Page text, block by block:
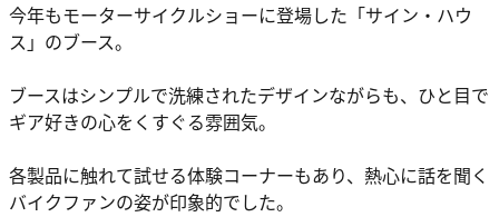
今年もモーターサイクルショーに登場した「サイン・ハウ
ス」のブース。
ブースはシンプルで洗練されたデザインながらも、ひと目で
ギア好きの心をくすぐる雰囲気。
各製品に触れて試せる体験コーナーもあり、熱心に話を聞く
バイクファンの姿が印象的でした。